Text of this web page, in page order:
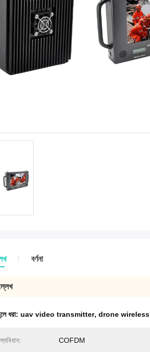
বর্ণনা
ধরা: uav video transmitter, drone
COFDM